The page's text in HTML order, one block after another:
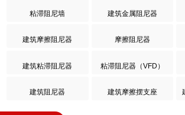
粘滞阻尼墙 建筑金属阻尼器
建筑摩擦阻尼器 摩擦阻尼器
建筑粘滞阻尼器 粘滞阻尼器（VFD）
建筑阻尼器 建筑摩擦摆支座